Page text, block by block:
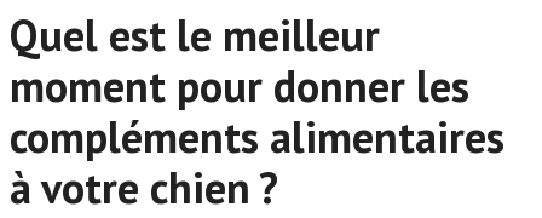
Quel est le meilleur
moment pour donner les
compléments alimentaires
à votre chien ?